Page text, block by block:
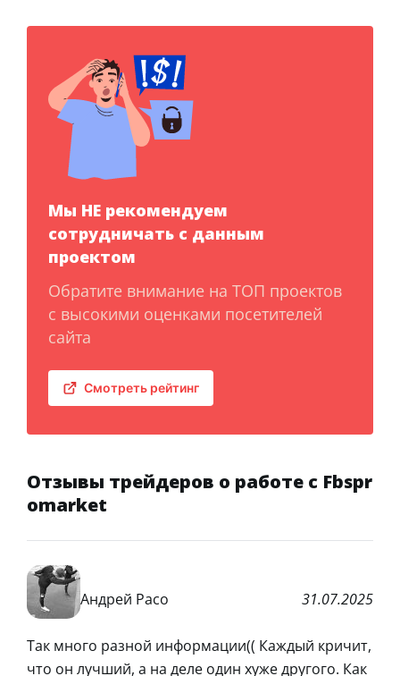
Мы НЕ рекомендуем
сотрудничать с данным
проектом
Обратите внимание на ТОП проектов
с высокими оценками посетителей
сайта
Смотреть рейтинг
Отзывы трейдеров о работе с Fbspr
omarket
Андрей Расо 31.07.2025
Так много разной информации(( Каждый кричит,
что он лучший, а на деле один хуже другого. Как